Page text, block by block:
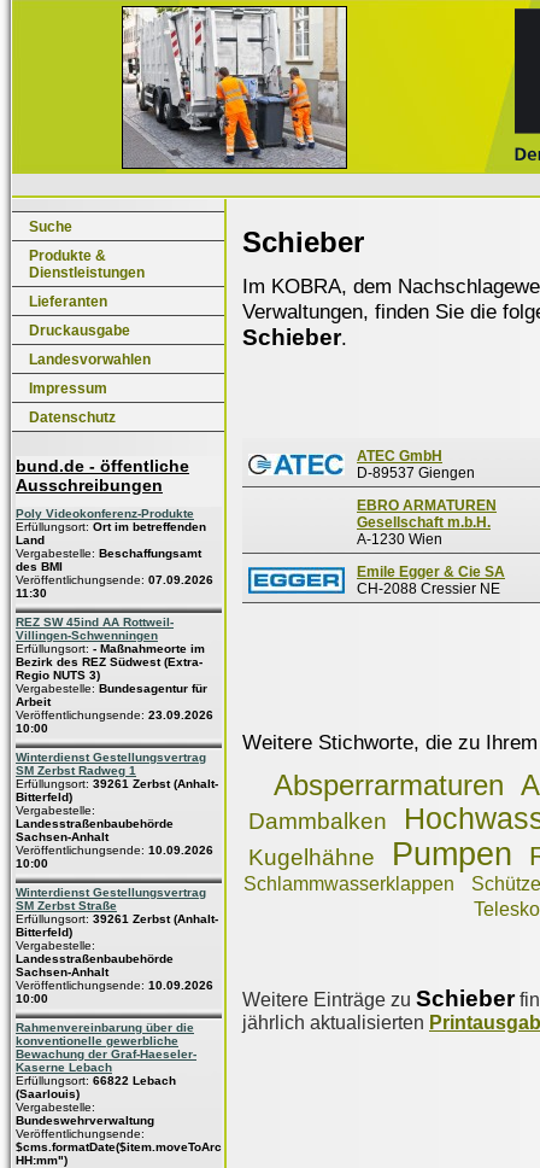
Suche
Produkte &
Dienstleistungen
Lieferanten
Druckausgabe
Landesvorwahlen
Impressum
Datenschutz
bund.de - öffentliche
Ausschreibungen
Poly Videokonferenz-Produkte
Erfüllungsort: Ort im betreffenden
Land
Vergabestelle: Beschaffungsamt
des BMI
Veröffentlichungsende: 07.09.2026
11:30
REZ SW 45ind AA Rottweil-
Villingen-Schwenningen
Erfüllungsort: - Maßnahmeorte im
Bezirk des REZ Südwest (Extra-
Regio NUTS 3)
Vergabestelle: Bundesagentur für
Arbeit
Veröffentlichungsende: 23.09.2026
10:00
Winterdienst Gestellungsvertrag
SM Zerbst Radweg 1
Erfüllungsort: 39261 Zerbst (Anhalt-
Bitterfeld)
Vergabestelle:
Landesstraßenbaubehörde
Sachsen-Anhalt
Veröffentlichungsende: 10.09.2026
10:00
Winterdienst Gestellungsvertrag
SM Zerbst Straße
Erfüllungsort: 39261 Zerbst (Anhalt-
Bitterfeld)
Vergabestelle:
Landesstraßenbaubehörde
Sachsen-Anhalt
Veröffentlichungsende: 10.09.2026
10:00
Rahmenvereinbarung über die
konventionelle gewerbliche
Bewachung der Graf-Haeseler-
Kaserne Lebach
Erfüllungsort: 66822 Lebach
(Saarlouis)
Vergabestelle:
Bundeswehrverwaltung
Veröffentlichungsende:
$cms.formatDate($item.moveToArchive,"dd.MM.yyyy
HH:mm")
Schieber
Im KOBRA, dem
Verwaltungen, finden Sie die
Schieber.
ATEC GmbH
D-89537 Giengen
EBRO ARMATUREN
Gesellschaft m.b.H.
A-1230 Wien
Emile Egger & Cie SA
CH-2088 Cressier NE
Weitere Stichworte, die zu
Absperrarmaturen
Dammbalken
Kugelhähne Pumpen
Schlammwasserklappen
Schütze
Weitere Einträge zu Schieber
jährlich aktualisierten